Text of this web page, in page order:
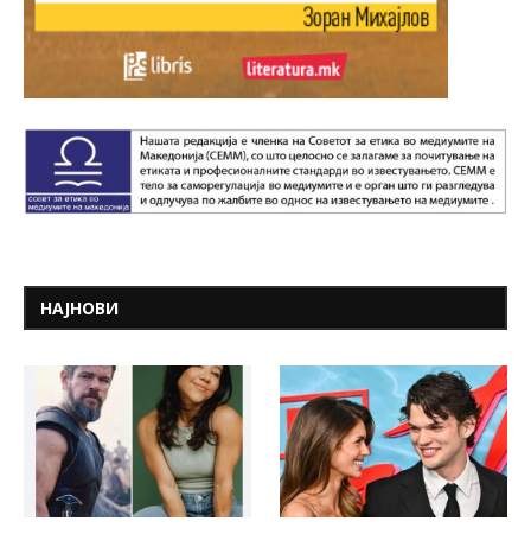
НАЈНОВИ